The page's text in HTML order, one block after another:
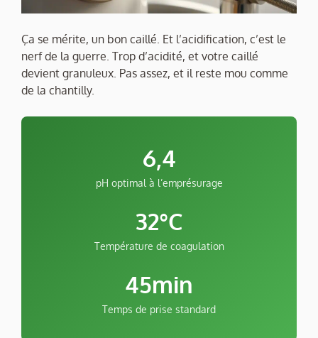
Ça se mérite, un bon caillé. Et l’acidification, c’est le
nerf de la guerre. Trop d’acidité, et votre caillé
devient granuleux. Pas assez, et il reste mou comme
de la chantilly.
6,4
pH optimal à l’emprésurage
32°C
Température de coagulation
45min
Temps de prise standard